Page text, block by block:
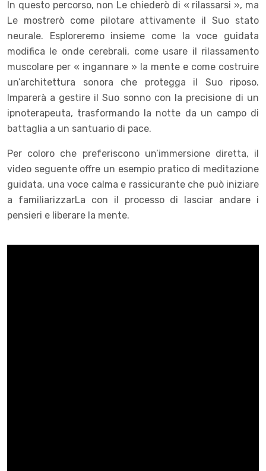
In questo percorso, non Le chiederò di « rilassarsi », ma
Le mostrerò come pilotare attivamente il Suo stato
neurale. Esploreremo insieme come la voce guidata
modifica le onde cerebrali, come usare il rilassamento
muscolare per « ingannare » la mente e come costruire
un’architettura sonora che protegga il Suo riposo.
Imparerà a gestire il Suo sonno con la precisione di un
ipnoterapeuta, trasformando la notte da un campo di
battaglia a un santuario di pace.
Per coloro che preferiscono un’immersione diretta, il
video seguente offre un esempio pratico di meditazione
guidata, una voce calma e rassicurante che può iniziare
a familiarizzarLa con il processo di lasciar andare i
pensieri e liberare la mente.